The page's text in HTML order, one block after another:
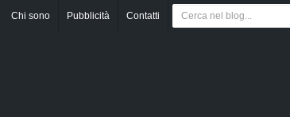
Chi sono Pubblicità Contatti